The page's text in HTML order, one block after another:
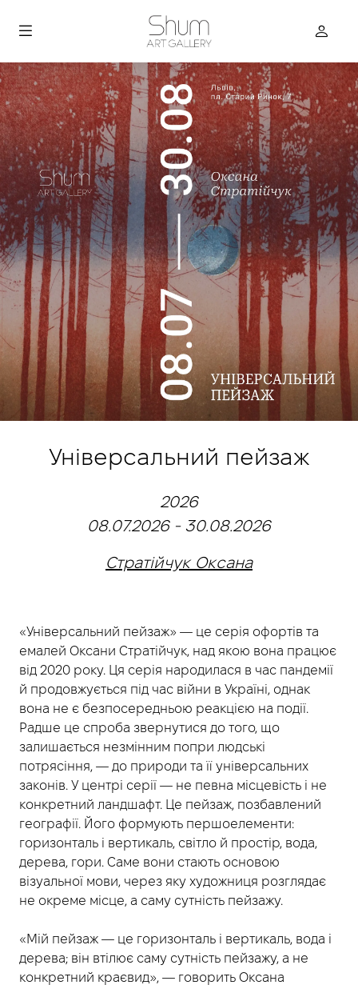
Універсальний пейзаж
2026
08.07.2026 - 30.08.2026
Стратійчук Оксана
«Універсальний пейзаж» — це серія офортів та
емалей Оксани Стратійчук, над якою вона працює
від 2020 року. Ця серія народилася в час пандемії
й продовжується під час війни в Україні, однак
вона не є безпосередньою реакцією на події.
Радше це спроба звернутися до того, що
залишається незмінним попри людські
потрясіння, — до природи та її універсальних
законів. У центрі серії — не певна місцевість і не
конкретний ландшафт. Це пейзаж, позбавлений
географії. Його формують першоелементи:
горизонталь і вертикаль, світло й простір, вода,
дерева, гори. Саме вони стають основою
візуальної мови, через яку художниця розглядає
не окреме місце, а саму сутність пейзажу.
«Мій пейзаж — це горизонталь і вертикаль, вода і
дерева; він втілює саму сутність пейзажу, а не
конкретний краєвид», — говорить Оксана